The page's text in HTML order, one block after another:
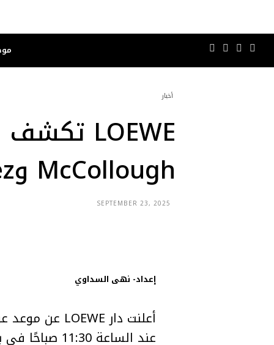
أخبار
McCollough وLazaro Hernandez
SEPTEMBER 23, 2025
إعداد- نهى السداوي